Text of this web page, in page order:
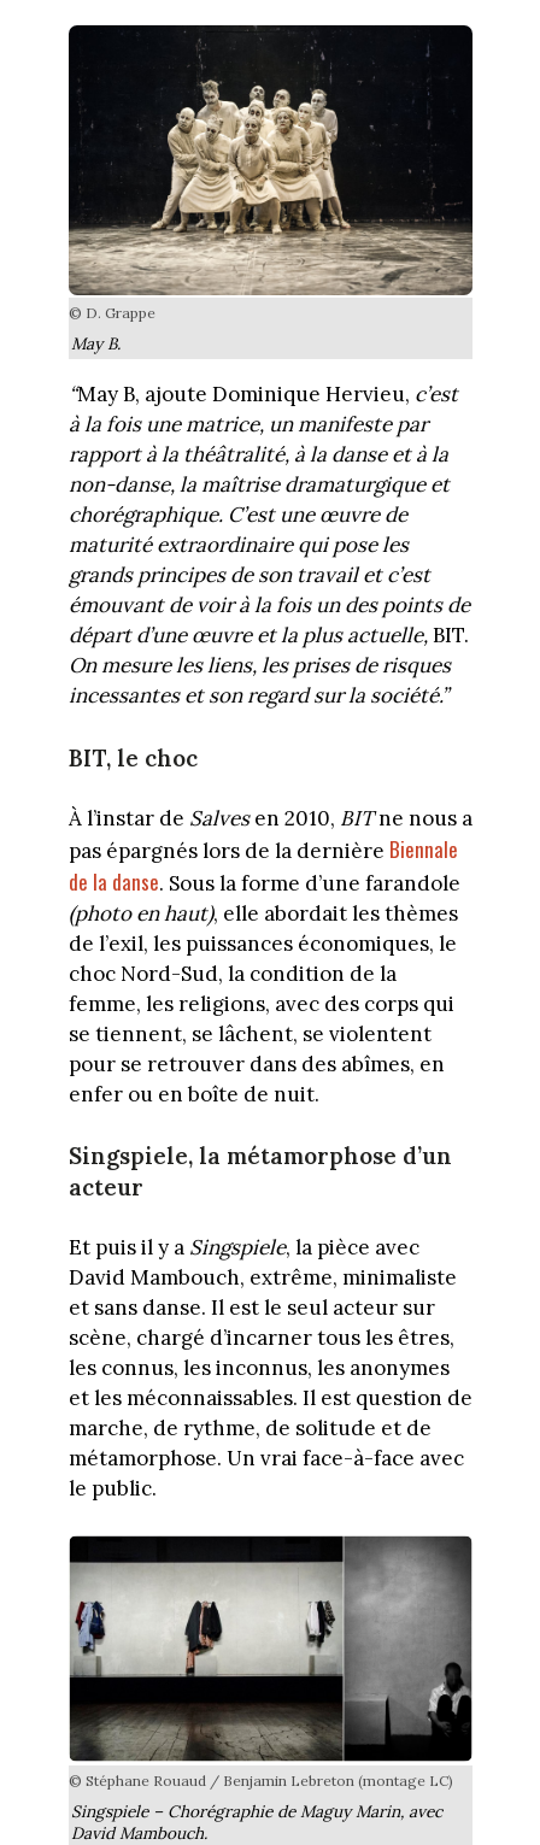
© D. Grappe
May B.
“May B, ajoute Dominique Hervieu, c’est
à la fois une matrice, un manifeste par
rapport à la théâtralité, à la danse et à la
non-danse, la maîtrise dramaturgique et
chorégraphique. C’est une œuvre de
maturité extraordinaire qui pose les
grands principes de son travail et c’est
émouvant de voir à la fois un des points de
départ d’une œuvre et la plus actuelle,BIT.
On mesure les liens, les prises de risques
incessantes et son regard sur la société.”
BIT, le choc
À l’instar de Salvesen 2010, BITne nous a
pas épargnés lors de la dernière Biennale
de la danse. Sous la forme d’une farandole
(photo en haut), elle abordait les thèmes
de l’exil, les puissances économiques, le
choc Nord-Sud, la condition de la
femme, les religions, avec des corps qui
se tiennent, se lâchent, se violentent
pour se retrouver dans des abîmes, en
enfer ou en boîte de nuit.
Singspiele, la métamorphose d’un
acteur
Et puis il y a Singspiele, la pièce avec
David Mambouch, extrême, minimaliste
et sans danse. Il est le seul acteur sur
scène, chargé d’incarner tous les êtres,
les connus, les inconnus, les anonymes
et les méconnaissables. Il est question de
marche, de rythme, de solitude et de
métamorphose. Un vrai face-à-face avec
le public.
© Stéphane Rouaud / Benjamin Lebreton (montage LC)
Singspiele – Chorégraphie de Maguy Marin, avec
David Mambouch.